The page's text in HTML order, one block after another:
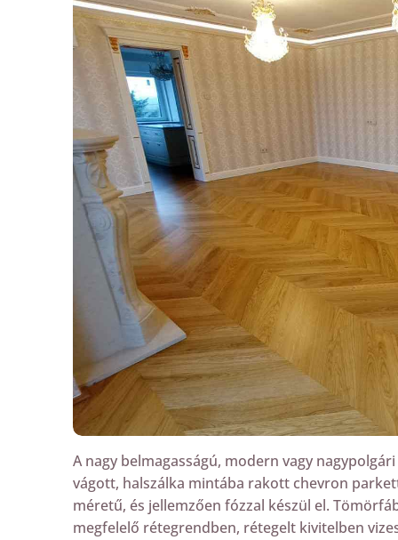
A nagy belmagasságú, modern vagy
vágott, halszálka mintába rakott chevron
méretű, és jellemzően fózzal készül el.
megfelelő rétegrendben, rétegelt kivitelben